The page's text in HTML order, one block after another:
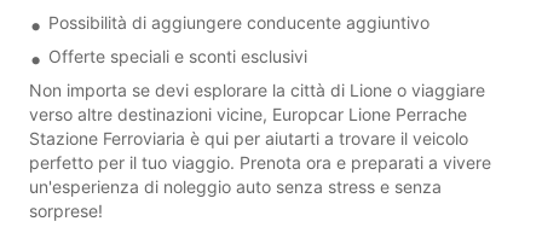
Possibilità di aggiungere conducente aggiuntivo
Offerte speciali e sconti esclusivi
Non importa se devi esplorare la città di Lione o viaggiare
verso altre destinazioni vicine, Europcar Lione Perrache
Stazione Ferroviaria è qui per aiutarti a trovare il veicolo
perfetto per il tuo viaggio. Prenota ora e preparati a vivere
un'esperienza di noleggio auto senza stress e senza
sorprese!